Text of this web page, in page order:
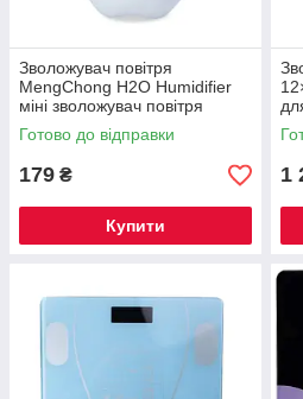
Зволожувач повітря
MengChong H2O Humidifier
міні зволожувач повітря
Рожевий HPBH17200P
Готово до відправки
179 ₴
Купити
мл
1